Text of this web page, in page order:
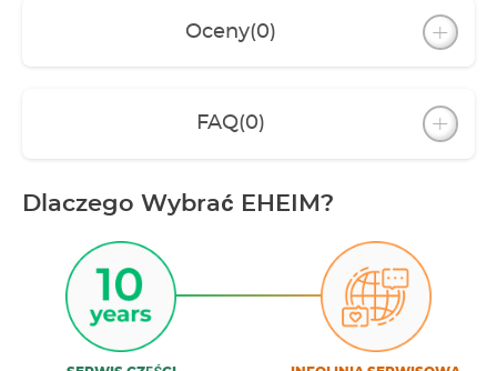
Oceny(0)
FAQ(0)
Dlaczego Wybrać EHEIM?